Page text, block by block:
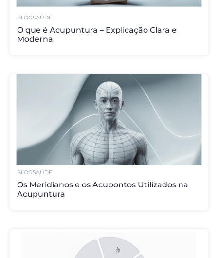
BLOGSAÚDE
O que é Acupuntura – Explicação Clara e
Moderna
BLOGSAÚDE
Os Meridianos e os Acupontos Utilizados na
Acupuntura